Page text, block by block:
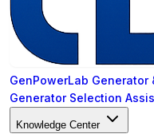
GenPowerLab Generator
Generator Selection
Knowledge Center